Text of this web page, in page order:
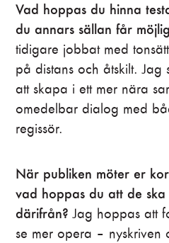
Vad hoppas du hinna
du annars sällan får
tidigare jobbat med
på distans och åtskilt. Jag
att skapa i ett mer nära
omedelbar dialog med
regissör.
När publiken möter er
vad hoppas du att de
därifrån? Jag hoppas att
se mer opera –